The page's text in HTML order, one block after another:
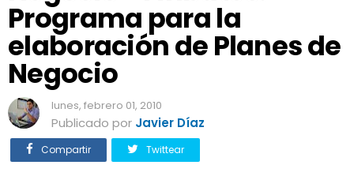
d
P
l
a
n
e
s
d
Programa para la
elaboración de Planes de
Negocio
lunes, febrero 01, 2010
Publicado por Javier Díaz
Compartir Twittear